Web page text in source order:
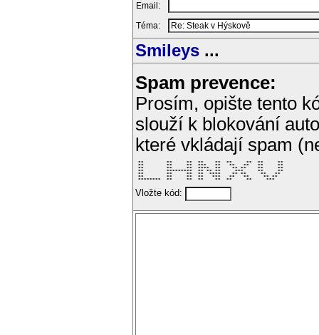
Email:
Téma:
Smileys ...
Spam prevence:
Prosím, opište tento
slouží k blokování
které vkládají spam
**        **     **  **    **  **     **  **     **
**        **     **  ***   **   **   **   **     **
**        **     **  ****  **    ** **    **     **
**        *********  ** ** **     ***     **     **
**        **     **  **  ****    ** **     **   **
**        **     **  **   ***   **   **     ** **
********  **     **  **    **  **     **     ***
Vložte kód: